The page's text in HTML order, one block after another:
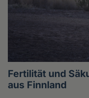
Fertilität und
aus Finnland